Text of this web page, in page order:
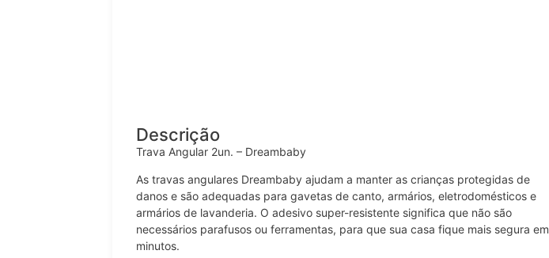
Descrição
Trava Angular 2un. – Dreambaby
As travas angulares Dreambaby ajudam a manter as crianças protegidas de
danos e são adequadas para gavetas de canto, armários, eletrodomésticos e
armários de lavanderia. O adesivo super-resistente significa que não são
necessários parafusos ou ferramentas, para que sua casa fique mais segura em
minutos.